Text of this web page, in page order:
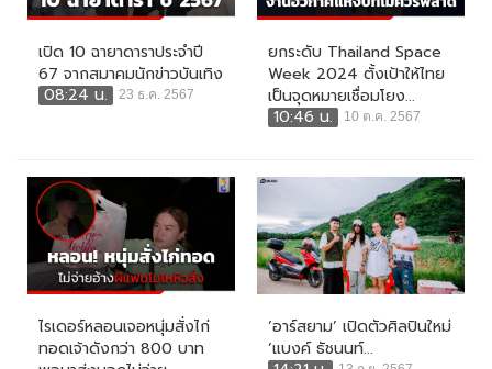
เปิด 10 ฉายาดาราประจำปี
67 จากสมาคมนักข่าวบันเทิง
08:24 น.
23 ธ.ค. 2567
ยกระดับ Thailand Space
Week 2024 ตั้งเป้าให้ไทย
เป็นจุดหมายเชื่อมโยง...
10:46 น.
10 ต.ค. 2567
ไรเดอร์หลอนเจอหนุ่มสั่งไก่
ทอดเจ้าดังกว่า 800 บาท
‘อาร์สยาม’ เปิดตัวศิลปินใหม่
‘แบงค์ ธัชนนท์...